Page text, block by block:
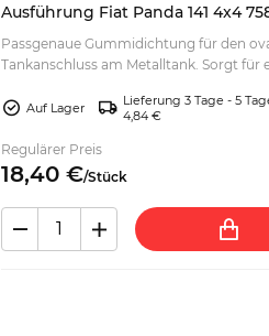
Ausführung Fiat Panda 141 4x4
Passgenaue Gummidichtung für den
Tankanschluss am Metalltank. Sorgt für
auswählen.
Auf Lager
Lieferung 3 Tage - 5
4,84 €
Regulärer Preis
18,40 €/Stück